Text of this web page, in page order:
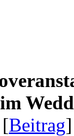
Beitrag